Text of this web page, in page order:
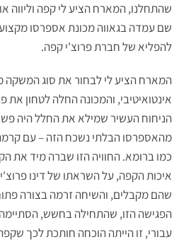
שהתחלנו, המארח הציע לי קפה וליווה
שם עמדה בגאווה מכונת אספרסו
להפליא של חברת פרוצ'י קפה.
המארח הציע לי לבחור את סוג המשקה
אינטואיטיבי, והמכונה החלה לטחון את
הניחוח העשיר שמילא את החלל היה
מהאספרסו הבלתי נשכח הזה – עם
כמו ברומא. החוויה הזו שברה מיד את
איכות הקפה, על השראתו של דינו
שהם מקבלים, והשיחה זרמה בצורה
הפגישה הזו, שהתחילה בחשש,
עבורי, זו הייתה הוכחה חותכת לכך